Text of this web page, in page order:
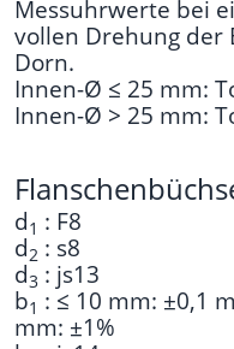
Messuhrwerte bei
vollen Drehung der
Dorn.
Innen-Ø ≤ 25 mm:
Innen-Ø > 25 mm:
d1 : F8
d2 : s8
d3 : js13
b1 : ≤ 10 mm: ±0,1
mm: ±1%